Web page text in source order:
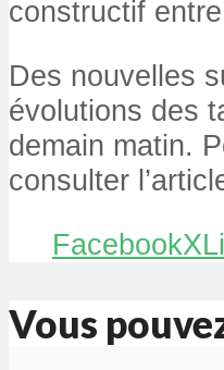
constructif
Des nouvelles
évolutions des
demain matin.
consulter
FacebookX
Vous